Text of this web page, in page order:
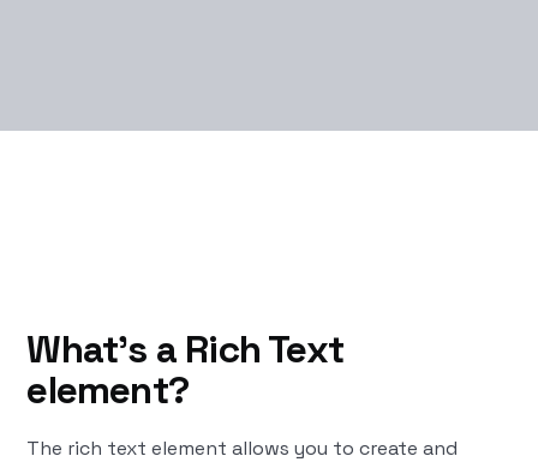
What’s a Rich Text
element?
The rich text element allows you to create and